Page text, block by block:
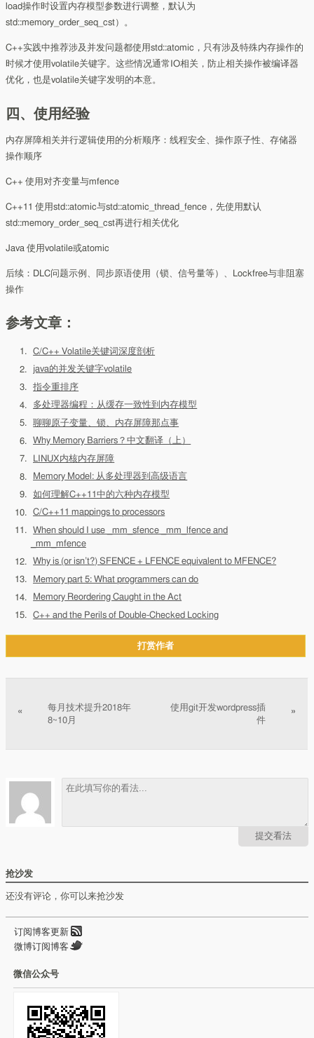
load操作时设置内存模型参数进行调整，默认为
std::memory_order_seq_cst）。
C++实践中推荐涉及并发问题都使用std::atomic，只有涉及特殊内存操作的
时候才使用volatile关键字。这些情况通常IO相关，防止相关操作被编译器
优化，也是volatile关键字发明的本意。
四、使用经验
内存屏障相关并行逻辑使用的分析顺序：线程安全、操作原子性、存储器
操作顺序
C++ 使用对齐变量与mfence
C++11 使用std::atomic与std::atomic_thread_fence，先使用默认
std::memory_order_seq_cst再进行相关优化
Java 使用volatile或atomic
后续：DLC问题示例、同步原语使用（锁、信号量等）、Lockfree与非阻塞
操作
参考文章：
C/C++ Volatile关键词深度剖析
java的并发关键字volatile
指令重排序
多处理器编程：从缓存一致性到内存模型
聊聊原子变量、锁、内存屏障那点事
Why Memory Barriers？中文翻译（上）
LINUX内核内存屏障
Memory Model: 从多处理器到高级语言
如何理解C++11中的六种内存模型
C/C++11 mappings to processors
When should I use _mm_sfence _mm_lfence and
_mm_mfence
Why is (or isn’t?) SFENCE + LFENCE equivalent to MFENCE?
Memory part 5: What programmers can do
Memory Reordering Caught in the Act
C++ and the Perils of Double-Checked Locking
打赏作者
«
每月技术提升2018年
8~10月
使用git开发wordpress插
件
»
提交看法
抢沙发
还没有评论，你可以来抢沙发
订阅博客更新
微博订阅博客
微信公众号